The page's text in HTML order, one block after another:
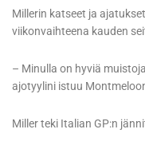
Millerin katseet ja
viikonvaihteena kauden
– Minulla on hyviä
ajotyylini istuu
Miller teki Italian GP:n